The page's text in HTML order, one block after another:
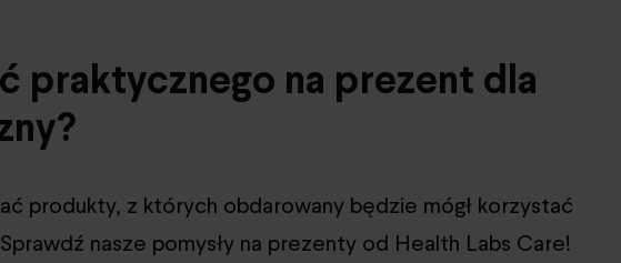
praktycznego na prezent dla
produkty, z których obdarowany będzie mógł korzystać
nasze pomysły na prezenty od Health Labs Care!